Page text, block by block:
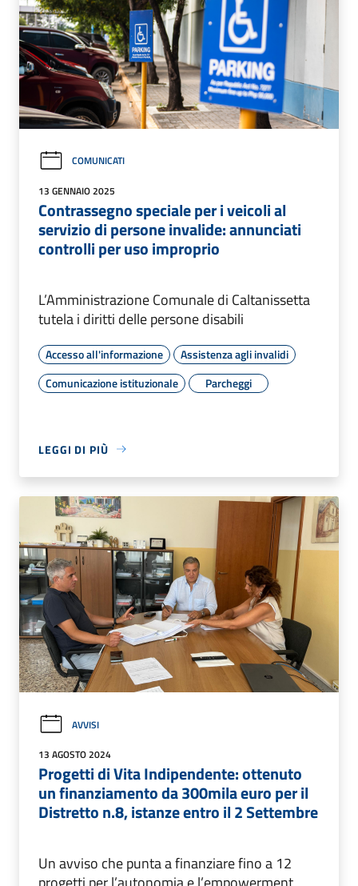
COMUNICATI
13 GENNAIO 2025
Contrassegno speciale per i veicoli al
servizio di persone invalide: annunciati
controlli per uso improprio
L’Amministrazione Comunale di Caltanissetta
tutela i diritti delle persone disabili
Accesso all'informazione
Assistenza agli invalidi
Comunicazione istituzionale
Parcheggi
LEGGI DI PIÙ
AVVISI
13 AGOSTO 2024
Progetti di Vita Indipendente: ottenuto
un finanziamento da 300mila euro per il
Distretto n.8, istanze entro il 2 Settembre
Un avviso che punta a finanziare fino a 12